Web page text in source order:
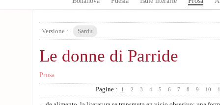
Versione : Sardu
Le donne di Parride
Prosa
Pagine : 1 2 3 4 5 6 7 8 9 10